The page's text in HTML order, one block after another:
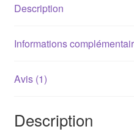
Description
Informations
Avis (1)
Description